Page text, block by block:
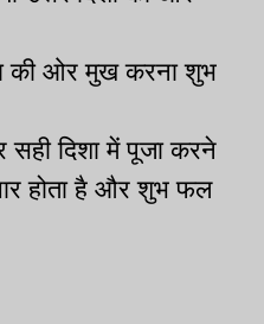
की ओर मुख करना शुभ
सही दिशा में पूजा करने
होता है और शुभ फल